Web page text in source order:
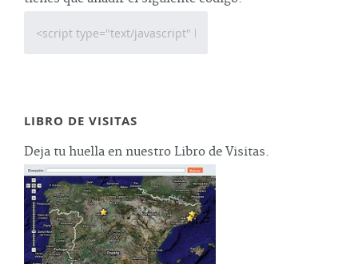
LIBRO DE VISITAS
Deja tu huella en nuestro Libro de Visitas.